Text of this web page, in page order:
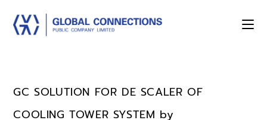
GC SOLUTION FOR DE SCALER OF
COOLING TOWER SYSTEM by